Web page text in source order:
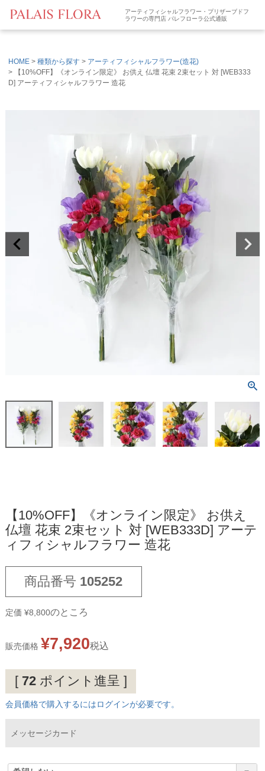
アーティフィシャルフラワー・プリザーブドフ
ラワーの専門店 パレフローラ公式通販
HOME 種類から探す
アーティフィシャルフラワー(造花)
【10%OFF】《オンライン限定》 お供え 仏壇 花束 2束セット 対 [WEB333
D] アーティフィシャルフラワー 造花
【10%OFF】《オンライン限定》 お供え
仏壇 花束 2束セット 対 [WEB333D] アーテ
ィフィシャルフラワー 造花
商品番号 105252
定価 ¥8,800のところ
販売価格 ¥7,920税込
[ 72 ポイント進呈 ]
会員価格で購入するにはログインが必要です。
メッセージカード